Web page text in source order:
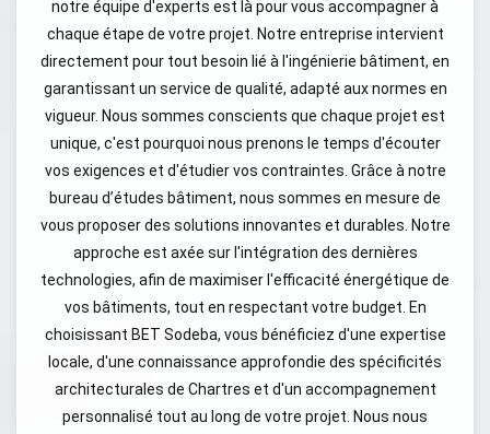
notre équipe d'experts est là pour vous accompagner à
chaque étape de votre projet. Notre entreprise intervient
directement pour tout besoin lié à l'ingénierie bâtiment, en
garantissant un service de qualité, adapté aux normes en
vigueur. Nous sommes conscients que chaque projet est
unique, c'est pourquoi nous prenons le temps d'écouter
vos exigences et d'étudier vos contraintes. Grâce à notre
bureau d’études bâtiment, nous sommes en mesure de
vous proposer des solutions innovantes et durables. Notre
approche est axée sur l'intégration des dernières
technologies, afin de maximiser l'efficacité énergétique de
vos bâtiments, tout en respectant votre budget. En
choisissant BET Sodeba, vous bénéficiez d'une expertise
locale, d'une connaissance approfondie des spécificités
architecturales de Chartres et d'un accompagnement
personnalisé tout au long de votre projet. Nous nous